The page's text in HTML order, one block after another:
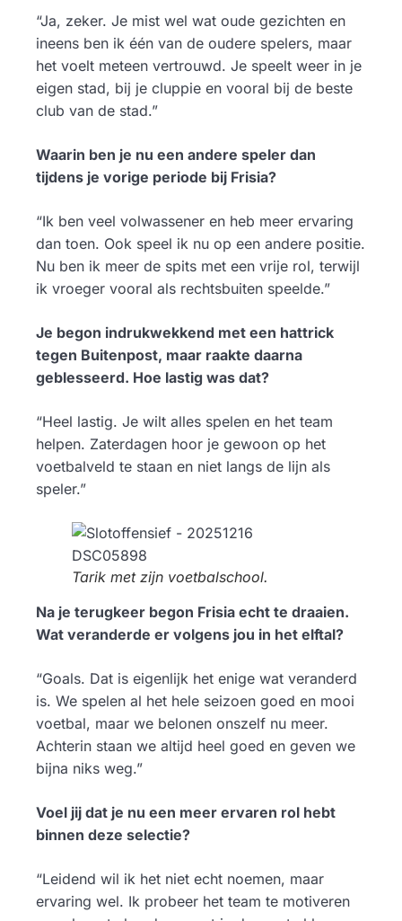
“Ja, zeker. Je mist wel wat oude gezichten en
ineens ben ik één van de oudere spelers, maar
het voelt meteen vertrouwd. Je speelt weer in je
eigen stad, bij je cluppie en vooral bij de beste
club van de stad.”
Waarin ben je nu een andere speler dan
tijdens je vorige periode bij Frisia?
“Ik ben veel volwassener en heb meer ervaring
dan toen. Ook speel ik nu op een andere positie.
Nu ben ik meer de spits met een vrije rol, terwijl
ik vroeger vooral als rechtsbuiten speelde.”
Je begon indrukwekkend met een hattrick
tegen Buitenpost, maar raakte daarna
geblesseerd. Hoe lastig was dat?
“Heel lastig. Je wilt alles spelen en het team
helpen. Zaterdagen hoor je gewoon op het
voetbalveld te staan en niet langs de lijn als
speler.”
Tarik met zijn voetbalschool.
Na je terugkeer begon Frisia echt te draaien.
Wat veranderde er volgens jou in het elftal?
“Goals. Dat is eigenlijk het enige wat veranderd
is. We spelen al het hele seizoen goed en mooi
voetbal, maar we belonen onszelf nu meer.
Achterin staan we altijd heel goed en geven we
bijna niks weg.”
Voel jij dat je nu een meer ervaren rol hebt
binnen deze selectie?
“Leidend wil ik het niet echt noemen, maar
ervaring wel. Ik probeer het team te motiveren